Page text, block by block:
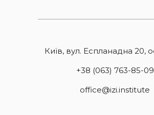
Київ, вул. Еспланадна 20,
+38 (063) 763-85-09
office@izi.institute